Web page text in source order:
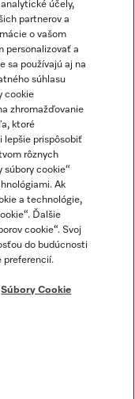
účely,
partnerov a
o vašom
personalizovať a
sa používajú aj na
súhlasu
cookie
zhromažďovanie
ktoré
lepšie prispôsobiť
rôznych
súbory cookie“
Ak
a technológie,
Ďalšie
cookie“. Svoj
do budúcnosti
preferencií.
Súbory Cookie